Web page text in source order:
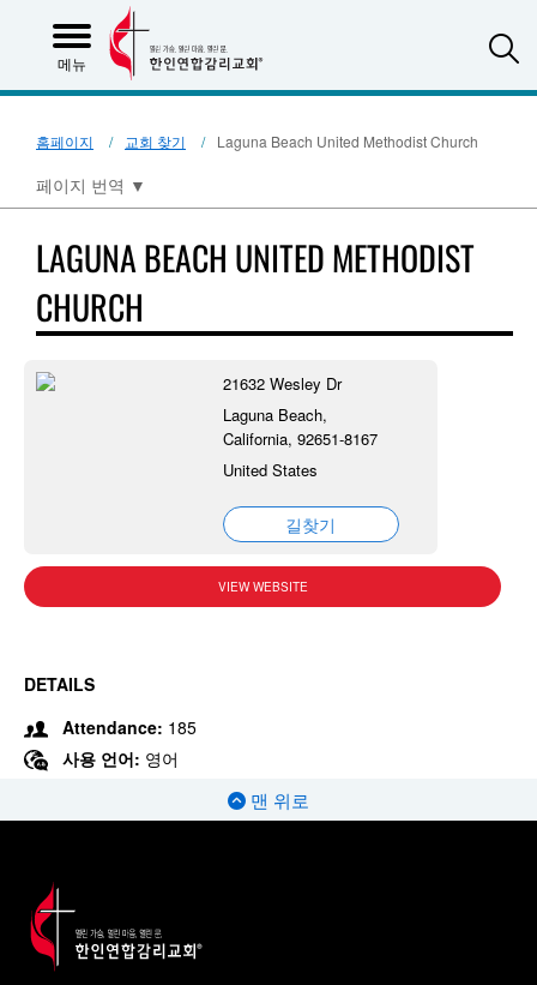
메뉴
홈페이지 교회 찾기 Laguna Beach United Methodist Church
페이지 번역 ▼
LAGUNA BEACH UNITED METHODIST
CHURCH
21632 Wesley Dr
Laguna Beach,
California, 92651-8167
United States
길찾기
VIEW WEBSITE
DETAILS
Attendance: 185
사용 언어: 영어
맨 위로